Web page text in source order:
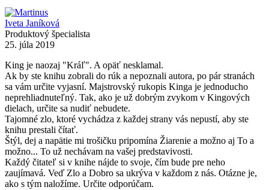
Iveta Janíková
Produktový špecialista
25. júla 2019
King je naozaj "Kráľ". A opäť nesklamal.
Ak by ste knihu zobrali do rúk a nepoznali autora, po pár stranách
sa vám určite vyjasní. Majstrovský rukopis Kinga je jednoducho
neprehliadnuteľný. Tak, ako je už dobrým zvykom v Kingových
dielach, určite sa nudiť nebudete.
Tajomné zlo, ktoré vychádza z každej strany vás nepustí, aby ste
knihu prestali čítať.
Štýl, dej a napätie mi trošičku pripomína Žiarenie a možno aj To a
možno... To už nechávam na vašej predstavivosti.
Každý čitateľ si v knihe nájde to svoje, čím bude pre neho
zaujímavá. Veď Zlo a Dobro sa ukrýva v každom z nás. Otázne je,
ako s tým naložíme. Určite odporúčam.